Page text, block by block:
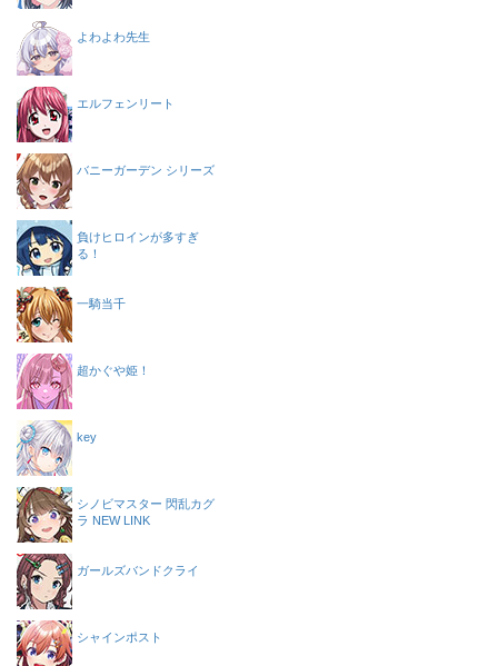
よわよわ先生
エルフェンリート
バニーガーデン シリーズ
負けヒロインが多すぎ
る！
一騎当千
超かぐや姫！
key
シノビマスター 閃乱カグ
ラ NEW LINK
ガールズバンドクライ
シャインポスト